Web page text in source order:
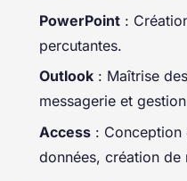
PowerPoint :
percutantes.
Outlook : Maîtrise
messagerie et
Access : Conception
données, création de